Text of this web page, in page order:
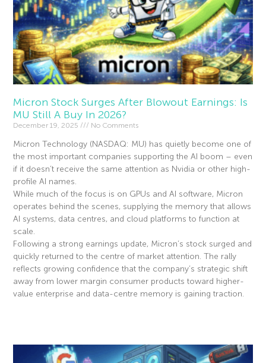
Micron Stock Surges After Blowout Earnings: Is
MU Still A Buy In 2026?
December 19, 2025 No Comments
Micron Technology (NASDAQ: MU) has quietly become one of
the most important companies supporting the AI boom – even
if it doesn’t receive the same attention as Nvidia or other high-
profile AI names.
While much of the focus is on GPUs and AI software, Micron
operates behind the scenes, supplying the memory that allows
AI systems, data centres, and cloud platforms to function at
scale.
Following a strong earnings update, Micron’s stock surged and
quickly returned to the centre of market attention. The rally
reflects growing confidence that the company’s strategic shift
away from lower margin consumer products toward higher-
value enterprise and data-centre memory is gaining traction.